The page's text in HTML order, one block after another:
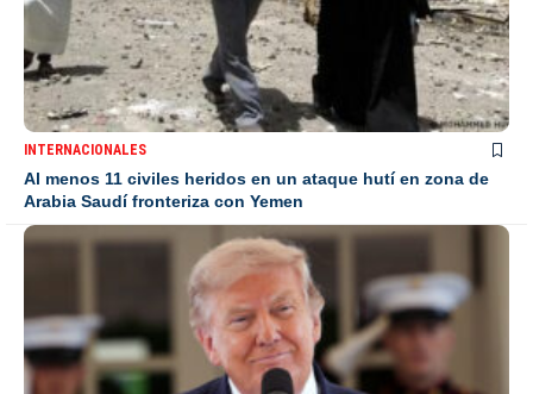
INTERNACIONALES
Al menos 11 civiles heridos en un ataque hutí en zona de
Arabia Saudí fronteriza con Yemen